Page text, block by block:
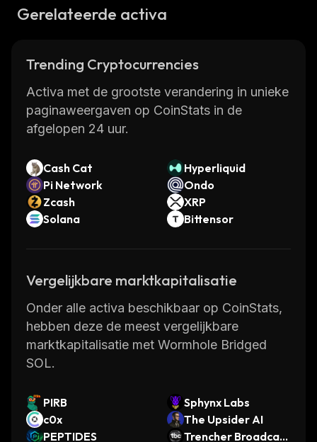
Gerelateerde activa
Trending Cryptocurrencies
Activa met de grootste verandering in unieke
paginaweergaven op CoinStats in de
afgelopen 24 uur.
Cash Cat
Hyperliquid
Pi Network
Ondo
Zcash
XRP
Solana
Bittensor
Vergelijkbare marktkapitalisatie
Onder alle activa beschikbaar op CoinStats,
hebben deze de meest vergelijkbare
marktkapitalisatie met Wormhole Bridged
SOL.
PIRB
Sphynx Labs
c0x
The Upsider AI
PEPTIDES
Trencher Broadcast